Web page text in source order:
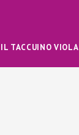
IL TACCUINO VIOLA